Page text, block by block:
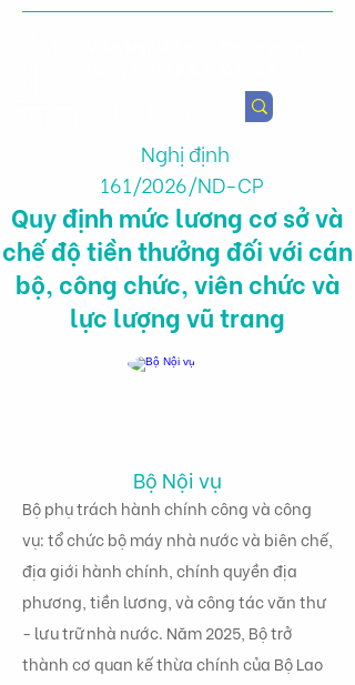
Nghị định
161/2026/ND-CP
Quy định mức lương cơ sở và
chế độ tiền thưởng đối với cán
bộ, công chức, viên chức và
lực lượng vũ trang
Bộ Nội vụ
Bộ phụ trách hành chính công và công
vụ: tổ chức bộ máy nhà nước và biên chế,
địa giới hành chính, chính quyền địa
phương, tiền lương, và công tác văn thư
- lưu trữ nhà nước. Năm 2025, Bộ trở
thành cơ quan kế thừa chính của Bộ Lao